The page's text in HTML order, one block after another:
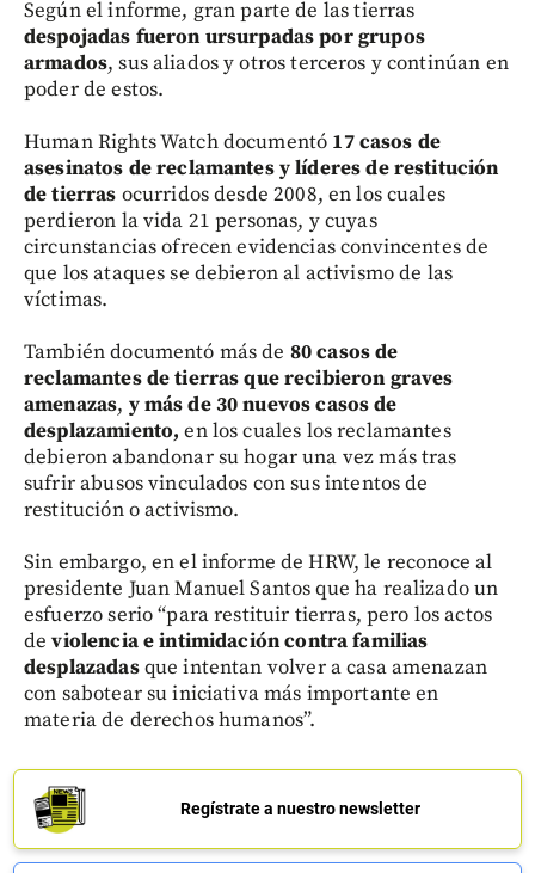
Según el informe, gran parte de las tierras
despojadas fueron ursurpadas por grupos
armados, sus aliados y otros terceros y continúan en
poder de estos.
Human Rights Watch documentó 17 casos de
asesinatos de reclamantes y líderes de restitución
de tierras ocurridos desde 2008, en los cuales
perdieron la vida 21 personas, y cuyas
circunstancias ofrecen evidencias convincentes de
que los ataques se debieron al activismo de las
víctimas.
También documentó más de 80 casos de
reclamantes de tierras que recibieron graves
amenazas, y más de 30 nuevos casos de
desplazamiento, en los cuales los reclamantes
debieron abandonar su hogar una vez más tras
sufrir abusos vinculados con sus intentos de
restitución o activismo.
Sin embargo, en el informe de HRW, le reconoce al
presidente Juan Manuel Santos que ha realizado un
esfuerzo serio “para restituir tierras, pero los actos
deviolencia e intimidación contra familias
desplazadasque intentan volver a casa amenazan
con sabotear su iniciativa más importante en
materia de derechos humanos”.
Regístrate a nuestro newsletter